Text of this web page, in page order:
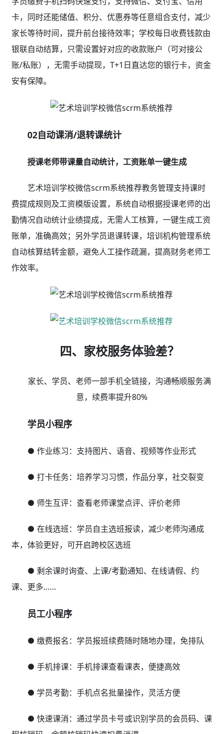
四、家校服务体验差？
家长、学员、老师一部手机全链接，沟通畅顺服务满
学员小程序
● 师生互评：查看老师课堂点评、评价老师
● 在线选班：学员自主选班报读，减少老师沟通成
本，体验更好，可开启跨校区选班
● 剩余课时询查、上课/考勤通知、在线请假、约
课、更多……
员工小程序
● 缴费报名：学员报班续费随时随地办理，免排队
● 学员考勤：手机点名批量操作，灵活方便
● 快速课消：通过学员卡号或识别学员的会员码、课
多……
小程序商城
● 学校宣传：学校环境、特色课程、名师风采， 3公
里客户零成本触达
● 招生引流：拼课、砍价、分销、抽奖等线上互动营
销活动轻松发起
● 课程电商：选课、购课在线报名，教具购买线上支
五、决策分析无数据？